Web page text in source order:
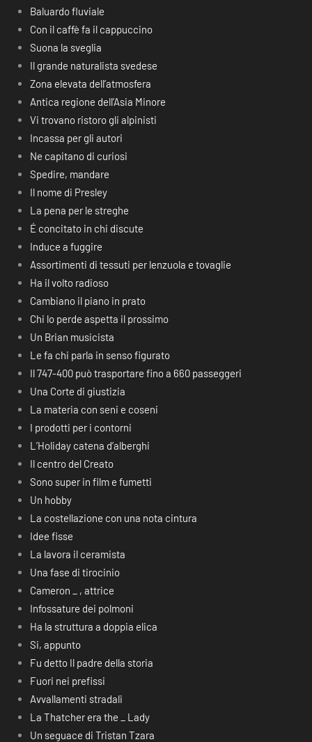
Baluardo fluviale
Con il caffè fa il cappuccino
Suona la sveglia
Il grande naturalista svedese
Zona elevata dell’atmosfera
Antica regione dell’Asia Minore
Vi trovano ristoro gli alpinisti
Incassa per gli autori
Ne capitano di curiosi
Spedire, mandare
Il nome di Presley
La pena per le streghe
É concitato in chi discute
Induce a fuggire
Assortimenti di tessuti per lenzuola e tovaglie
Ha il volto radioso
Cambiano il piano in prato
Chi lo perde aspetta il prossimo
Un Brian musicista
Le fa chi parla in senso figurato
Il 747-400 può trasportare fino a 660 passeggeri
Una Corte di giustizia
La materia con seni e coseni
I prodotti per i contorni
L’Holiday catena d’alberghi
Il centro del Creato
Sono super in film e fumetti
Un hobby
La costellazione con una nota cintura
Idee fisse
La lavora il ceramista
Una fase di tirocinio
Cameron _ , attrice
Infossature dei polmoni
Ha la struttura a doppia elica
Si, appunto
Fu detto Il padre della storia
Fuori nei prefissi
Avvallamenti stradali
La Thatcher era the _ Lady
Un seguace di Tristan Tzara